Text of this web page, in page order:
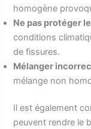
homogène
Ne pas protéger
conditions
de fissures.
Mélanger
mélange non
Il est également
peuvent rendre le